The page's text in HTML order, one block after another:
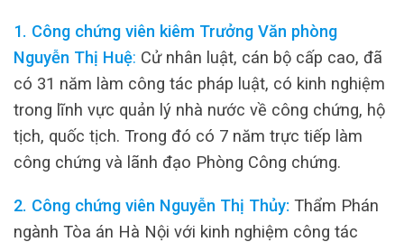
1. Công chứng viên kiêm Trưởng Văn phòng
Nguyễn Thị Huệ: Cử nhân luật, cán bộ cấp cao, đã
có 31 năm làm công tác pháp luật, có kinh nghiệm
trong lĩnh vực quản lý nhà nước về công chứng, hộ
tịch, quốc tịch. Trong đó có 7 năm trực tiếp làm
công chứng và lãnh đạo Phòng Công chứng.
2. Công chứng viên Nguyễn Thị Thủy: Thẩm Phán
ngành Tòa án Hà Nội với kinh nghiệm công tác